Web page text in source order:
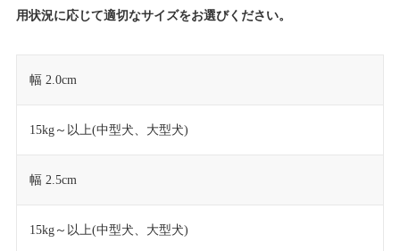
用状況に応じて適切なサイズをお選びください。
幅 2.0cm
15kg～以上(中型犬、大型犬)
幅 2.5cm
15kg～以上(中型犬、大型犬)